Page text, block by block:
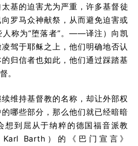
太基的迫害尤为严重，许多基督徒
罗马众神献祭，从而避免迫害或
人称为“堕落者”。——译注）向凯
驾于耶稣之上，他们明确地否认
归信者也如此，他们通过踩踏基
。
维持基督教的名称，却让外部权
哪些部分，那么他们就已经暗暗
想到屈从于纳粹的德国福音派教
Barth）的《巴门宣言》